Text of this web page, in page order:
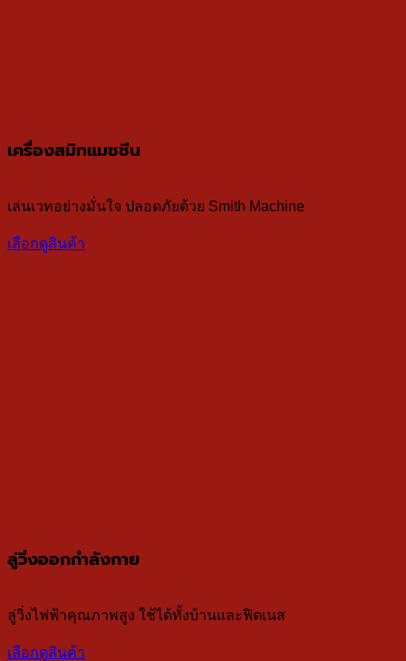
เครื่องสมิทแมชชีน
เล่นเวทอย่างมั่นใจ ปลอดภัยด้วย Smith Machine
เลือกดูสินค้า
ลู่วิ่งออกกำลังกาย
ลู่วิ่งไฟฟ้าคุณภาพสูง ใช้ได้ทั้งบ้านและฟิตเนส
เลือกดูสินค้า